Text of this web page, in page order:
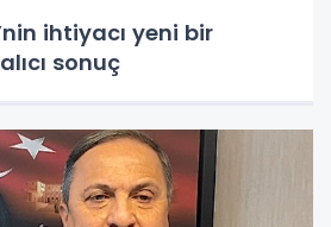
ihtiyacı yeni bir
sonuç